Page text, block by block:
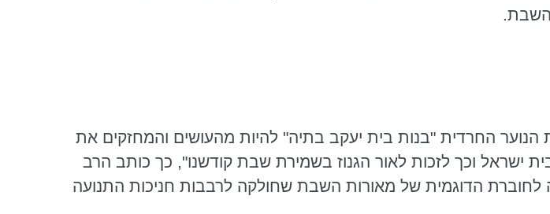
השבת.
הנוער החרדית "בנות בית יעקב בתיה" להיות מהעושים והמחזקים את
ישראל וכך לזכות לאור הגנוז בשמירת שבת קודשנו", כך כותב הרב
לחוברת הדוגמית של מאורות השבת שחולקה לרבבות חניכות התנועה